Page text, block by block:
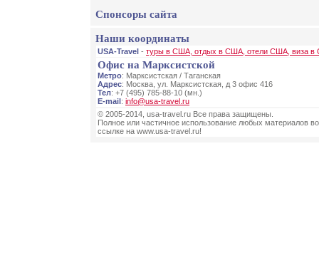
Спонсоры сайта
Наши координаты
USA-Travel - туры в США, отдых в США, отели США, виза
Офис на Марксистской
Метро: Марксистская / Таганская
Адрес: Москва, ул. Марксистская, д 3 офис 416
Тел: +7 (495) 785-88-10 (мн.)
E-mail: info@usa-travel.ru
© 2005-2014, usa-travel.ru Все права защищены.
Полное или частичное использование любых материалов
ссылке на www.usa-travel.ru!